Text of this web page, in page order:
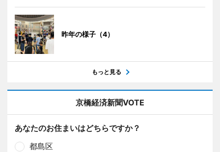
昨年の様子（4）
もっと見る
京橋経済新聞VOTE
あなたのお住まいはどちらですか？
都島区